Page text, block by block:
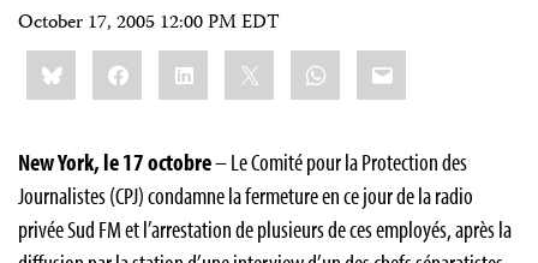
October 17, 2005 12:00 PM EDT
Share
this:BlueskyFacebookLinkedIn WhatsApp
Email
New York, le 17 octobre– Le Comité pour la Protection des
Journalistes (CPJ) condamne la fermeture en ce jour de la radio
privée Sud FM et l’arrestation de plusieurs de ces employés, après la